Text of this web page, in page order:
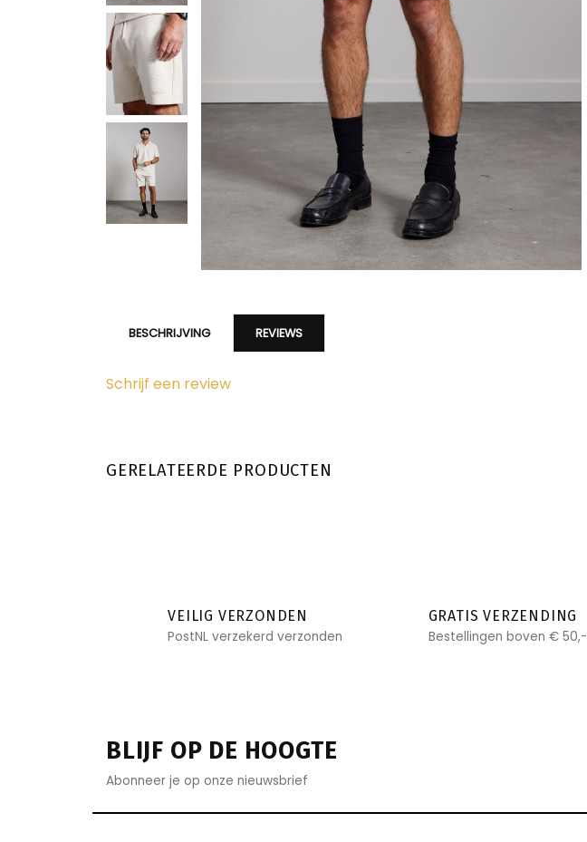
BESCHRIJVING REVIEWS
Schrijf een review
GERELATEERDE PRODUCTEN
VEILIG VERZONDEN
PostNL verzekerd verzonden
GRATIS VERZENDING
Bestellingen boven € 50,-
BLIJF OP DE HOOGTE
Abonneer je op onze nieuwsbrief